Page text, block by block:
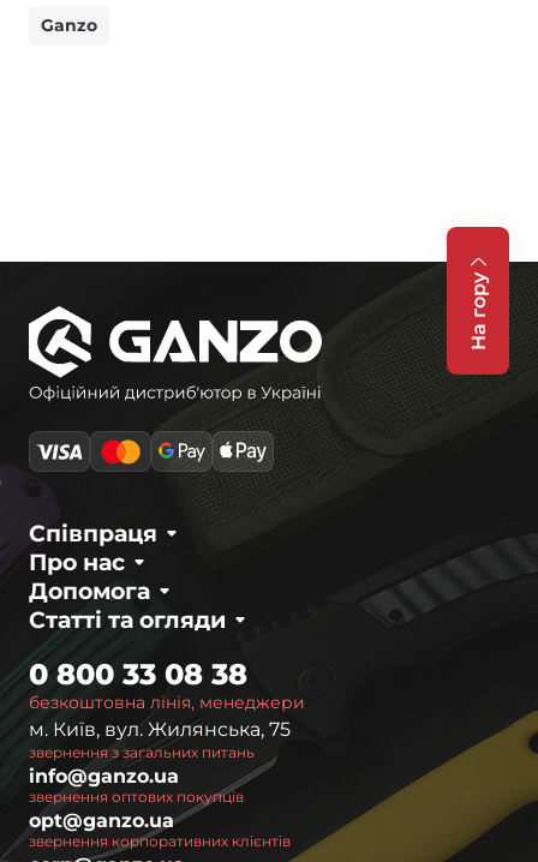
Ganzo
На гору
Про нас
Співпраця
Статті та огляди
Допомога
безкоштовна лінія, менеджери
0 800 33 08 38
м. Київ, вул. Жилянська, 75
звернення з загальних питань
info@ganzo.ua
звернення оптових покупців
opt@ganzo.ua
звернення корпоративних клієнтів